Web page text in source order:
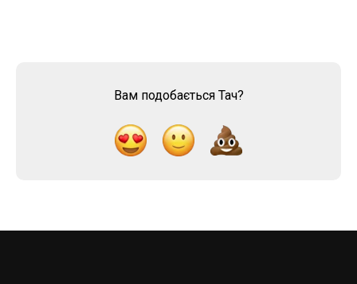
Вам подобається Тач?